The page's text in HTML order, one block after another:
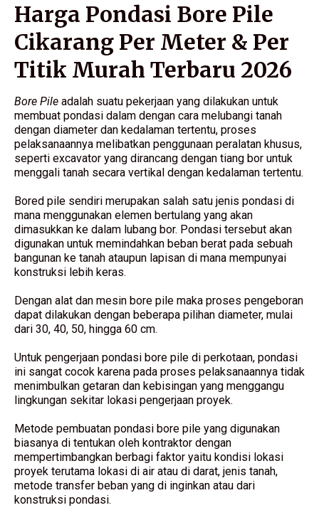
Harga Pondasi Bore Pile
Cikarang Per Meter & Per
Titik Murah Terbaru 2026
Bore Pile adalah suatu pekerjaan yang dilakukan untuk
membuat pondasi dalam dengan cara melubangi tanah
dengan diameter dan kedalaman tertentu, proses
pelaksanaannya melibatkan penggunaan peralatan khusus,
seperti excavator yang dirancang dengan tiang bor untuk
menggali tanah secara vertikal dengan kedalaman tertentu.
Bored pile sendiri merupakan salah satu jenis pondasi di
mana menggunakan elemen bertulang yang akan
dimasukkan ke dalam lubang bor. Pondasi tersebut akan
digunakan untuk memindahkan beban berat pada sebuah
bangunan ke tanah ataupun lapisan di mana mempunyai
konstruksi lebih keras.
Dengan alat dan mesin bore pile maka proses pengeboran
dapat dilakukan dengan beberapa pilihan diameter, mulai
dari 30, 40, 50, hingga 60 cm.
Untuk pengerjaan pondasi bore pile di perkotaan, pondasi
ini sangat cocok karena pada proses pelaksanaannya tidak
menimbulkan getaran dan kebisingan yang menggangu
lingkungan sekitar lokasi pengerjaan proyek.
Metode pembuatan pondasi bore pile yang digunakan
biasanya di tentukan oleh kontraktor dengan
mempertimbangkan berbagi faktor yaitu kondisi lokasi
proyek terutama lokasi di air atau di darat, jenis tanah,
metode transfer beban yang di inginkan atau dari
konstruksi pondasi.